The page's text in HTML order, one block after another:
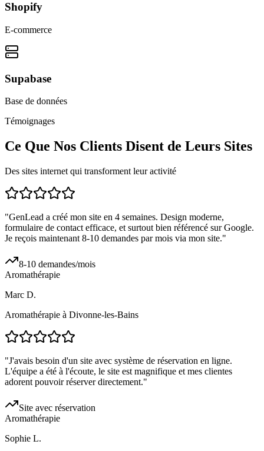
Shopify
E-commerce
Supabase
Base de données
Témoignages
Ce Que Nos Clients Disent de Leurs Sites
Des sites internet qui transforment leur activité
"GenLead a créé mon site en 4 semaines. Design moderne,
formulaire de contact efficace, et surtout bien référencé sur Google.
Je reçois maintenant 8-10 demandes par mois via mon site."
8-10 demandes/mois
Aromathérapie
Marc D.
Aromathérapie à Divonne-les-Bains
"J'avais besoin d'un site avec système de réservation en ligne.
L'équipe a été à l'écoute, le site est magnifique et mes clientes
adorent pouvoir réserver directement."
Site avec réservation
Aromathérapie
Sophie L.